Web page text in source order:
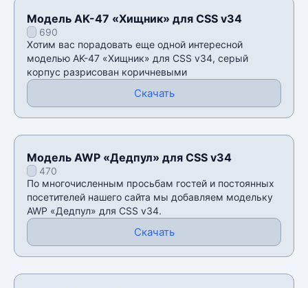
Модель AK-47 «Хищник» для CSS v34
690
Хотим вас порадовать еще одной интересной
моделью AK-47 «Хищник» для CSS v34, серый
корпус разрисован коричневыми
Скачать
Модель AWP «Дедпул» для CSS v34
470
По многочисленным просьбам гостей и постоянных
посетителей нашего сайта мы добавляем модельку
AWP «Дедпул» для CSS v34.
Скачать